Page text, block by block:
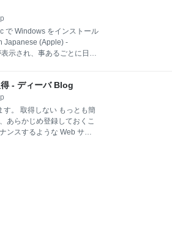
など）もありますがこれ
ンアップなどの作業予定は
CADはC#/WPF製です。 今
ご依頼されたソフトウエア
だSIer経由ではありません
いかを自分たちで考えて実
うと私から「○○できるアプ
で Windows をインストール
Japanese (Apple) -
示され、事あるごとに日本
しまい、新しく Windows
状況になりました。言語設
加されていない状態です。
ン間のキーボードレイアウ
でサポートに聞いたと
- ディーバ Blog
す。 取得しない もっとも簡
あらかじめ登録しておくこ
ンスするような Web サー